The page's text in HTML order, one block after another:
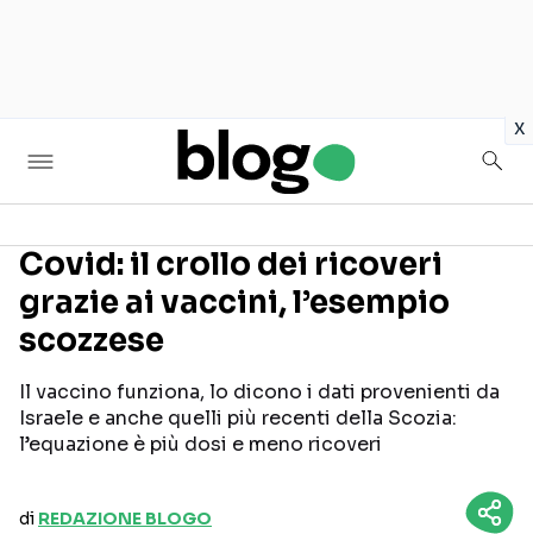
x
Seguici sui social
Covid: il crollo dei ricoveri
grazie ai vaccini, l’esempio
scozzese
Il vaccino funziona, lo dicono i dati provenienti da
Israele e anche quelli più recenti della Scozia:
l’equazione è più dosi e meno ricoveri
di REDAZIONE BLOGO